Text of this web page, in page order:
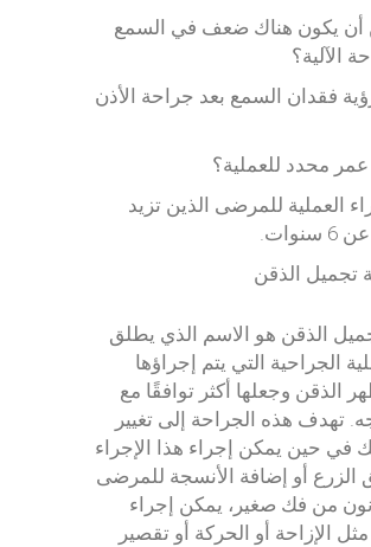
أن يكون هناك ضعف في السمع
الآلية؟
فقدان السمع بعد جراحة الأذن
محدد للعملية؟
العملية للمرضى الذين تزيد
تجميل الذقن
الذقن هو الاسم الذي يطلق
الجراحية التي يتم إجراؤها
الذقن وجعلها أكثر توافقًا مع
تهدف هذه الجراحة إلى تغيير
في حين يمكن إجراء هذا الإجراء
أو إضافة الأنسجة للمرضى
من فك صغير، يمكن إجراء
الإزاحة أو الحركة أو تقصير